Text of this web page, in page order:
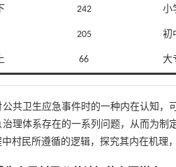
242 小
205 初
66 大
共卫生应急事件时的一种内在认知
理体系存在的一系列问题，从而为
村民所遵循的逻辑，探究其内在机理